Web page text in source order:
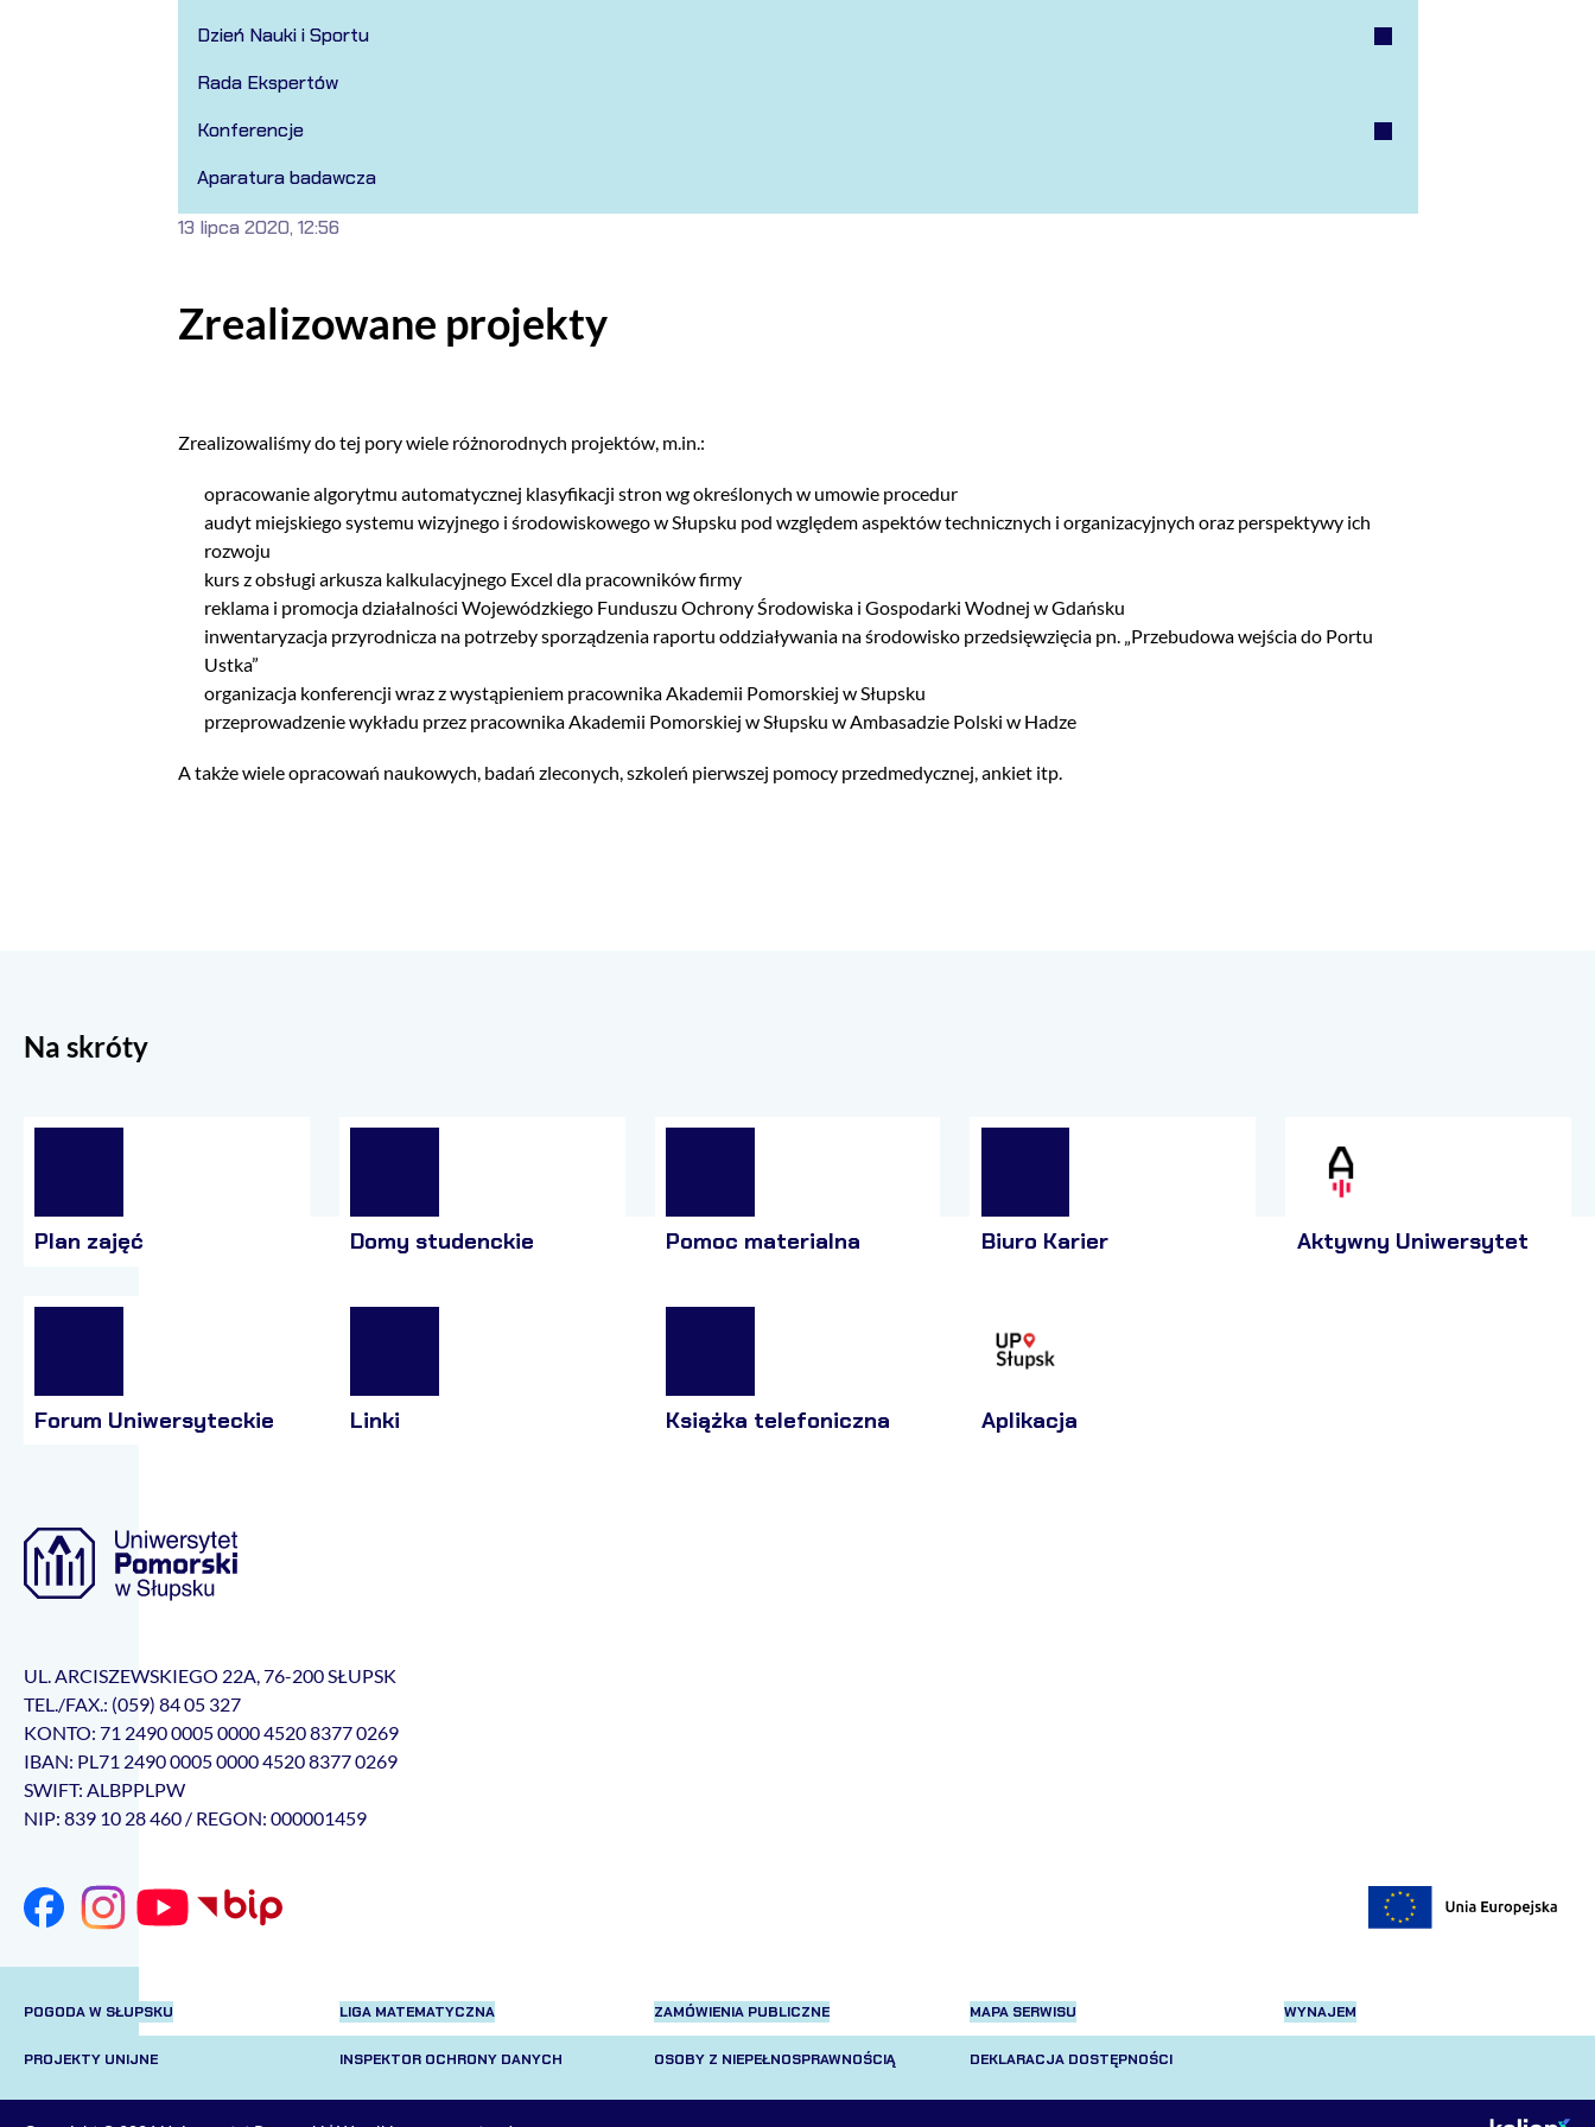
Dzień Nauki i Sportu
Rada Ekspertów
Konferencje
Aparatura badawcza
Zrealizowane projekty
13 lipca 2020, 12:56
Zrealizowaliśmy do tej pory wiele różnorodnych projektów, m.in.:
opracowanie algorytmu automatycznej klasyfikacji stron wg określonych w umowie procedur
audyt miejskiego systemu wizyjnego i środowiskowego w Słupsku pod względem aspektów technicznych i organizacyjnych oraz perspektywy ich
rozwoju
kurs z obsługi arkusza kalkulacyjnego Excel dla pracowników firmy
reklama i promocja działalności Wojewódzkiego Funduszu Ochrony Środowiska i Gospodarki Wodnej w Gdańsku
inwentaryzacja przyrodnicza na potrzeby sporządzenia raportu oddziaływania na środowisko przedsięwzięcia pn. „Przebudowa wejścia do Portu
Ustka”
organizacja konferencji wraz z wystąpieniem pracownika Akademii Pomorskiej w Słupsku
przeprowadzenie wykładu przez pracownika Akademii Pomorskiej w Słupsku w Ambasadzie Polski w Hadze
A także wiele opracowań naukowych, badań zleconych, szkoleń pierwszej pomocy przedmedycznej, ankiet itp.
Na skróty
Plan zajęć Domy studenckie Pomoc materialna Biuro Karier Aktywny Uniwersytet
Forum Uniwersyteckie Linki Książka telefoniczna Aplikacja
UL. ARCISZEWSKIEGO 22A, 76-200 SŁUPSK
TEL./FAX.: (059) 84 05 327
KONTO: 71 2490 0005 0000 4520 8377 0269
IBAN: PL71 2490 0005 0000 4520 8377 0269
SWIFT: ALBPPLPW
NIP: 839 10 28 460 / REGON: 000001459
POGODA W SŁUPSKU
PROJEKTY UNIJNE
LIGA MATEMATYCZNA
INSPEKTOR OCHRONY DANYCH
ZAMÓWIENIA PUBLICZNE
OSOBY Z NIEPEŁNOSPRAWNOŚCIĄ
MAPA SERWISU
DEKLARACJA DOSTĘPNOŚCI
WYNAJEM